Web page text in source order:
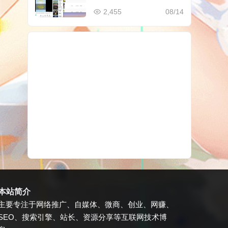
件
08/14
2,455
站简介
要专注于网络推广、自媒体、微商、创业、网赚、
、搜索引擎、站长、资源分享等互联网技术博